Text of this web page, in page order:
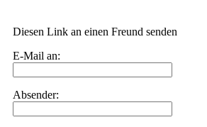
Diesen Link an einen Freund senden
E-Mail an:
Absender: